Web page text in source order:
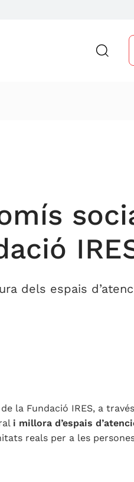
dels espais
la Fundació IRES, a
i millora d’espais
reals per a les